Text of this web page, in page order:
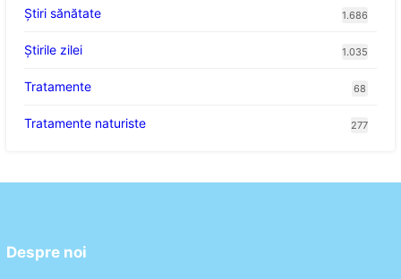
Ştiri sănătate 1.686
Știrile zilei 1.035
Tratamente 68
Tratamente naturiste 277
Despre noi